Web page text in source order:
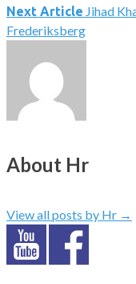
Next Article Jihad
Frederiksberg
About Hr
View all posts by Hr →